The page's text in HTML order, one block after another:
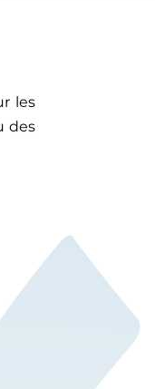
les
des